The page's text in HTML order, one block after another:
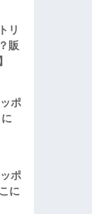
リ
販
ポ
ポ
に